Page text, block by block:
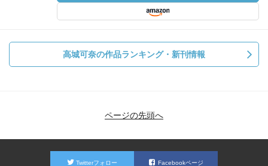
高城可奈の作品ランキング・新刊情報
ページの先頭へ
Twitterフォロー Facebookページ